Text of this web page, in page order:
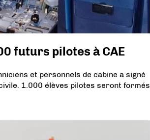
futurs pilotes à CAE
et personnels de cabine a signé
1.000 élèves pilotes seront formés